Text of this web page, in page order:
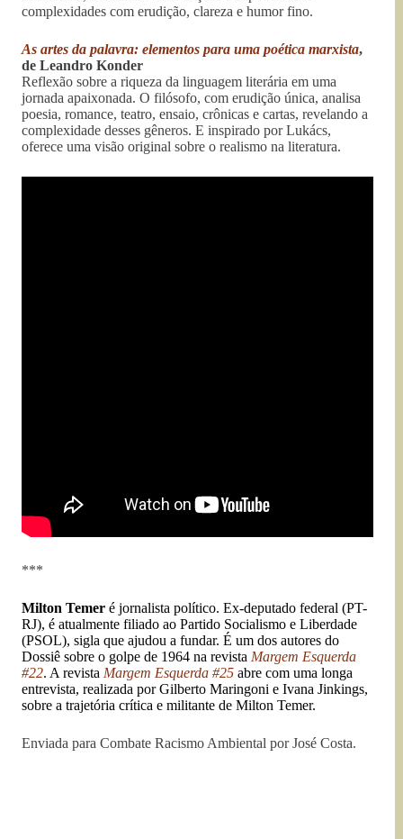
complexidades com erudição, clareza e humor fino.
As artes da palavra: elementos para uma poética marxista,
de Leandro Konder
Reflexão sobre a riqueza da linguagem literária em uma
jornada apaixonada. O filósofo, com erudição única, analisa
poesia, romance, teatro, ensaio, crônicas e cartas, revelando a
complexidade desses gêneros. E inspirado por Lukács,
oferece uma visão original sobre o realismo na literatura.
***
Milton Temer é jornalista político. Ex-deputado federal (PT-
RJ), é atualmente filiado ao Partido Socialismo e Liberdade
(PSOL), sigla que ajudou a fundar. É um dos autores do
Dossiê sobre o golpe de 1964 na revista Margem Esquerda
#22. A revista Margem Esquerda #25 abre com uma longa
entrevista, realizada por Gilberto Maringoni e Ivana Jinkings,
sobre a trajetória crítica e militante de Milton Temer.
Enviada para Combate Racismo Ambiental por José Costa.